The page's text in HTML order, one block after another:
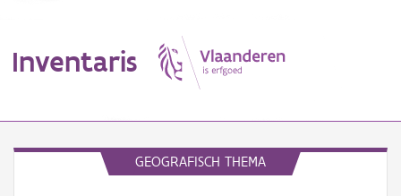
Inventaris
GEOGRAFISCH THEMA